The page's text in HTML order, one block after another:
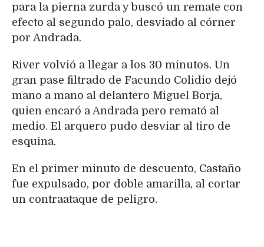
para la pierna zurda y buscó un remate con
efecto al segundo palo, desviado al córner
por Andrada.
River volvió a llegar a los 30 minutos. Un
gran pase filtrado de Facundo Colidio dejó
mano a mano al delantero Miguel Borja,
quien encaró a Andrada pero remató al
medio. El arquero pudo desviar al tiro de
esquina.
En el primer minuto de descuento, Castaño
fue expulsado, por doble amarilla, al cortar
un contraataque de peligro.